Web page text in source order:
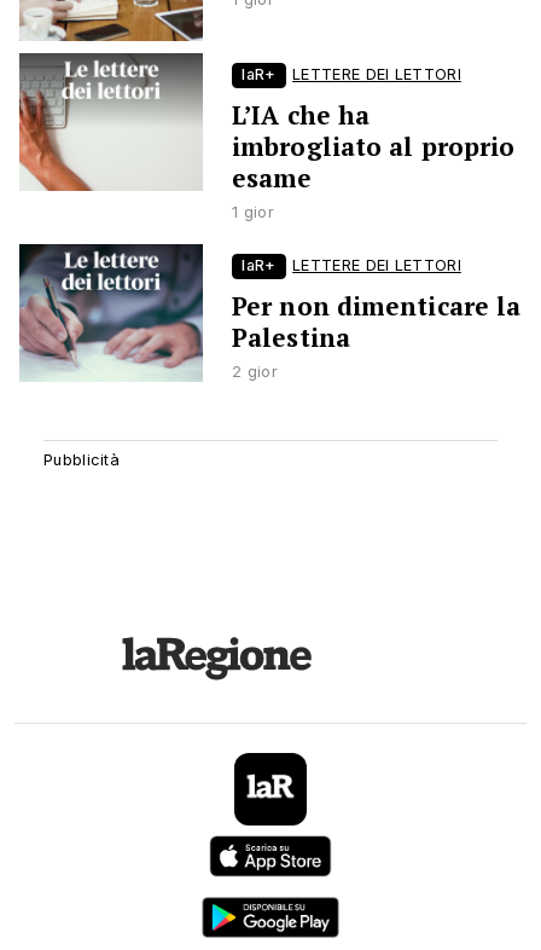
laR+ LETTERE DEI LETTORI
L’IA che ha
imbrogliato al proprio
esame
1 gior
laR+ LETTERE DEI LETTORI
Per non dimenticare la
Palestina
2 gior